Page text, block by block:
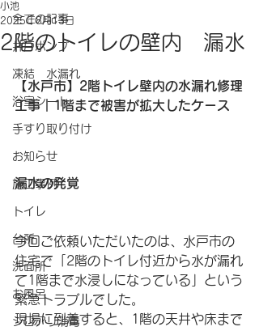
全ての記事
井戸ポンプ
凍結 水漏れ
浴室シート
手すり取り付け
お知らせ
施工事例
トイレ
台所
洗面所
お風呂
シロアリ消毒
2階のトイレの壁内 漏水
小池
2025年8月13日
【水戸市】2階トイレ壁内の水漏れ修理
工事｜1階まで被害が拡大したケース
漏水の発覚
今回ご依頼いただいたのは、水戸市の
住宅で「2階のトイレ付近から水が漏れ
て1階まで水浸しになっている」という
緊急トラブルでした。
現場に到着すると、1階の天井や床まで